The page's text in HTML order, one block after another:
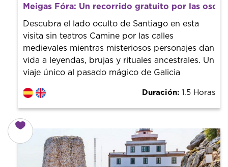
¿Qué es un FREE TOUR?
Tendencia mundial en rutas turísticas. Reserva sin coste
con un guía profesional. ¡El precio es libre! Por lo que al
finalizar la experiencia tú le pones el precio.
Meigas Fóra: Un recorrido gratuito por las
Descubra el lado oculto de Santiago en esta
visita sin teatros Camine por las calles
medievales mientras misteriosos personajes dan
vida a leyendas, brujas y rituales ancestrales. Un
viaje único al pasado mágico de Galicia
Duración: 1.5 Horas